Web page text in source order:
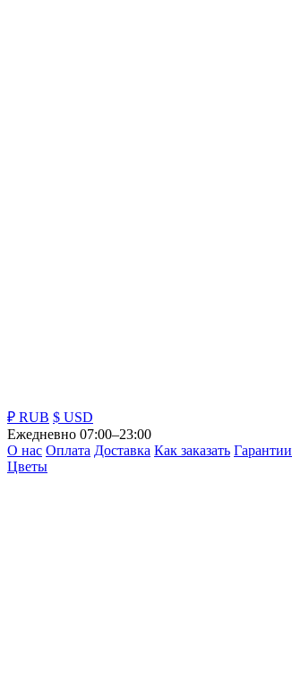
₽ RUB $ USD
Ежедневно 07:00–23:00
О нас Оплата Доставка Как заказать Гарантии
Цветы